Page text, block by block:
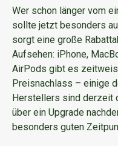
Wer schon länger vom
sollte jetzt besonders
sorgt eine große
Aufsehen: iPhone,
AirPods gibt es
Preisnachlass – einige
Herstellers sind derzeit
über ein Upgrade
besonders guten